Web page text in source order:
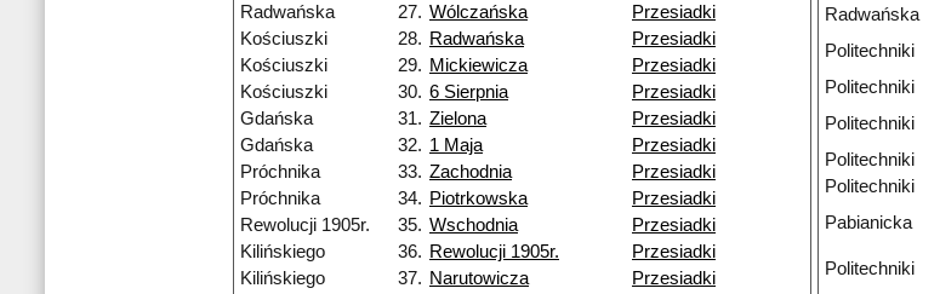
Radwańska 27. Wólczańska
Przesiadki
Kościuszki
28. Radwańska
Przesiadki
Kościuszki
29. Mickiewicza
Przesiadki
Kościuszki
30. 6 Sierpnia
Przesiadki
Gdańska
31. Zielona
Przesiadki
Gdańska
32. 1 Maja
Przesiadki
Próchnika
33. Zachodnia
Przesiadki
Próchnika
34. Piotrkowska
Przesiadki
Rewolucji 1905r.
35. Wschodnia
Przesiadki
Kilińskiego
36. Rewolucji 1905r.
Przesiadki
Kilińskiego
37. Narutowicza
Przesiadki
Radwańska
Politechniki
Politechniki
Politechniki
Politechniki
Politechniki
Pabianicka
Politechniki